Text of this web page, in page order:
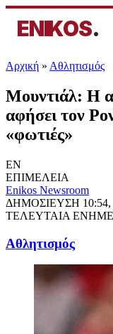
ENIKOS.
Αρχική » Αθλητισμός
Μουντιάλ: Η
αφήσει τον
«φωτιές»
EN
ΕΠΙΜΕΛΕΙΑ
Enikos Newsroom
ΔΗΜΟΣΙΕΥΣΗ 10:54,
ΤΕΛΕΥΤΑΙΑ
Αθλητισμός